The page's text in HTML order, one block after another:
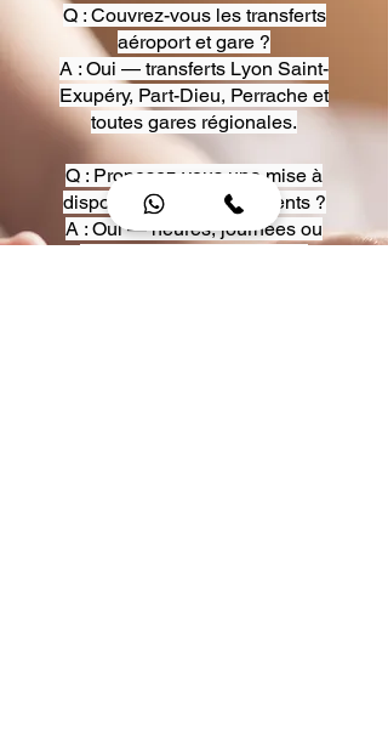
Q : Couvrez-vous les transferts
aéroport et gare ?
A : Oui — transferts Lyon Saint-
Exupéry, Part-Dieu, Perrache et
toutes gares régionales.
Q : Proposez-vous une mise à
disposition pour événements ?
A : Oui — heures, journées ou